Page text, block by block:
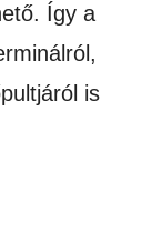
Így a
is